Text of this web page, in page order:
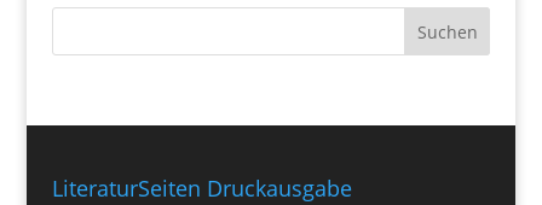
LiteraturSeiten Druckausgabe